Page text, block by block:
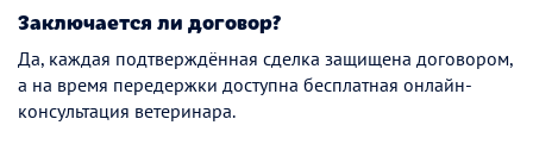
Заключается ли договор?
Да, каждая подтверждённая сделка защищена договором,
а на время передержки доступна бесплатная онлайн-
консультация ветеринара.